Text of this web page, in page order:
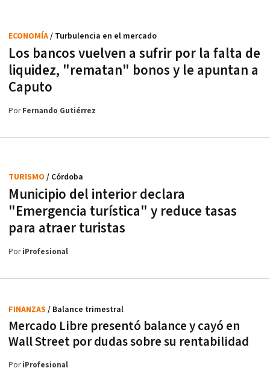
Los bancos vuelven a sufrir por la falta de
liquidez, "rematan" bonos y le apuntan a
Caputo
ECONOMÍA/ Turbulencia en el mercado
PorFernando Gutiérrez
Municipio del interior declara
"Emergencia turística" y reduce tasas
para atraer turistas
TURISMO / Córdoba
PoriProfesional
Mercado Libre presentó balance y cayó en
Wall Street por dudas sobre su rentabilidad
FINANZAS / Balance trimestral
PoriProfesional